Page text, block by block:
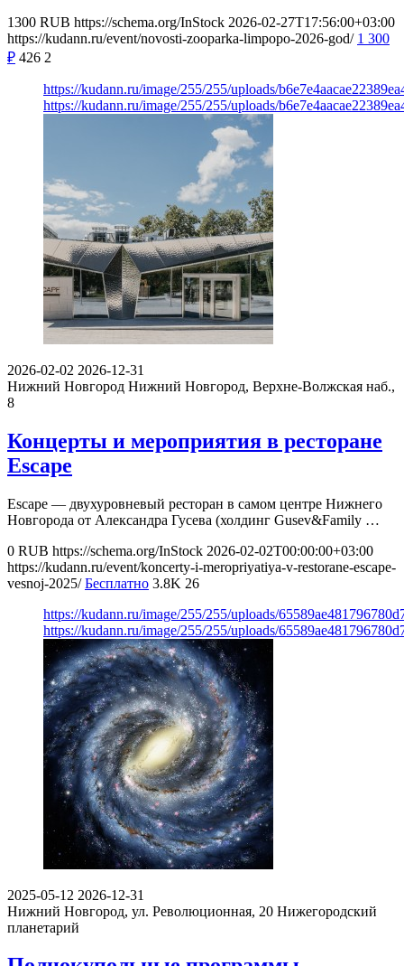
1300 RUB https://schema.org/InStock 2026-02-27T17:56:00+03:00
https://kudann.ru/event/novosti-zooparka-limpopo-2026-god/ 1 300
₽ 426 2
https://kudann.ru/image/255/255/uploads/
https://kudann.ru/image/255/255/uploads/
2026-02-02 2026-12-31
Нижний Новгород Нижний Новгород, Верхне-Волжская наб.,
8
Концерты и мероприятия в ресторане
Escape
Escape — двухуровневый ресторан в самом центре Нижнего
Новгорода от Александра Гусева (холдинг Gusev&Family …
0 RUB https://schema.org/InStock 2026-02-02T00:00:00+03:00
https://kudann.ru/event/koncerty-i-meropriyatiya-v-restorane-escape-
vesnoj-2025/ Бесплатно 3.8K 26
https://kudann.ru/image/255/255/uploads/
https://kudann.ru/image/255/255/uploads/
2025-05-12 2026-12-31
Нижний Новгород, ул. Революционная, 20 Нижегородский
планетарий